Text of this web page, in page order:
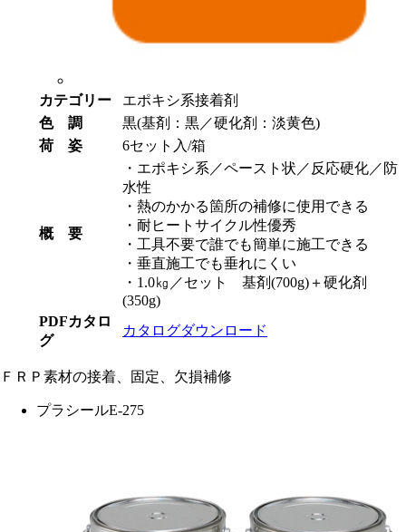
カテゴリー
エポキシ系接着剤
色 調
黒(基剤：黒／硬化剤：淡黄色)
荷 姿
6セット入/箱
概 要
・エポキシ系／ペースト状／反応硬化／防
水性
・熱のかかる箇所の補修に使用できる
・耐ヒートサイクル性優秀
・工具不要で誰でも簡単に施工できる
・垂直施工でも垂れにくい
・1.0㎏／セット 基剤(700g)＋硬化剤
(350g)
PDFカタロ
グ
カタログダウンロード
ＦＲＰ素材の接着、固定、欠損補修
プラシールE-275